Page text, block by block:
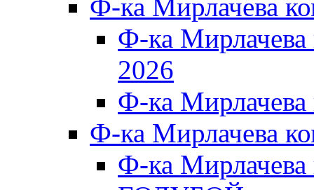
Ф-ка Мирлачева
Ф-ка
2026
Ф-ка
Ф-ка Мирлачева
Ф-ка